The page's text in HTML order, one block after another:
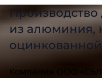
из алюминия,
Компания ООО